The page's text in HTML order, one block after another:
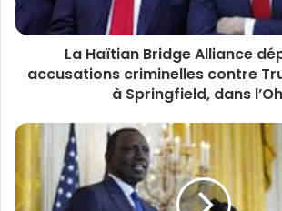
La Haïtian Bridge Alliance
accusations criminelles contre
à Springfield, dans